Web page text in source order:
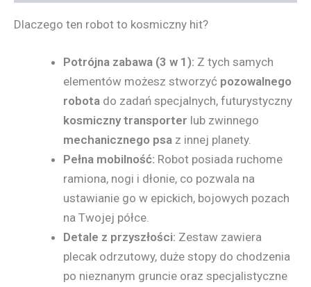
Dlaczego ten robot to kosmiczny hit?
Potrójna zabawa (3 w 1): Z tych samych
elementów możesz stworzyć pozowalnego
robota do zadań specjalnych, futurystyczny
kosmiczny transporter lub zwinnego
mechanicznego psa z innej planety.
Pełna mobilność: Robot posiada ruchome
ramiona, nogi i dłonie, co pozwala na
ustawianie go w epickich, bojowych pozach
na Twojej półce.
Detale z przyszłości: Zestaw zawiera
plecak odrzutowy, duże stopy do chodzenia
po nieznanym gruncie oraz specjalistyczne